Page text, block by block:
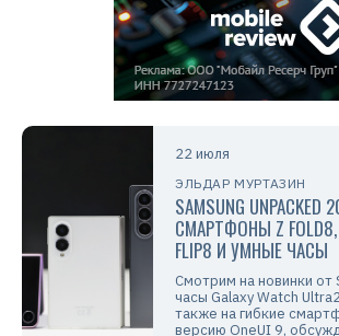
22 июля
ЭЛЬДАР МУРТАЗИН
SAMSUNG UNPACKED
СМАРТФОНЫ Z FOLD8,
FLIP8 И УМНЫЕ ЧАСЫ
Смотрим на новинки от
часы Galaxy Watch
также на гибкие
версию OneUI 9,